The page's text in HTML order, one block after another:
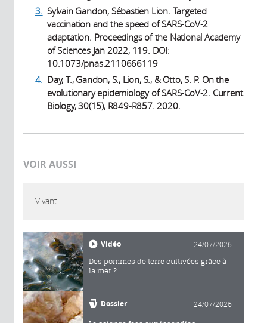
3. Sylvain Gandon, Sébastien Lion. Targeted
vaccination and the speed of SARS-CoV-2
adaptation. Proceedings of the National Academy
of Sciences Jan 2022, 119. DOI:
10.1073/pnas.2110666119
4. Day, T., Gandon, S., Lion, S., & Otto, S. P. On the
evolutionary epidemiology of SARS-CoV-2. Current
Biology, 30(15), R849-R857. 2020.
VOIR AUSSI
Vivant
Vidéo 24/07/2026
Des pommes de terre cultivées grâce à
la mer ?
Dossier 24/07/2026